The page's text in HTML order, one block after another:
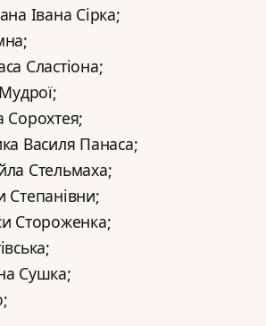
Івана Сірка;
Сластіона;
Сорохтея;
Василя Панаса;
Стельмаха;
Степанівни;
Стороженка;
Сушка;